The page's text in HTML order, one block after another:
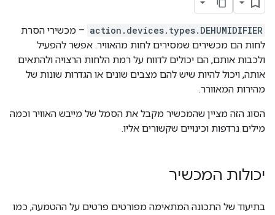
action.devices.types.DEHUMIDIFIER – מכשירי הסרת
לחות הם מכשירים שמסירים לחות מהאוויר. אפשר להפעיל
ולכבות אותם, הם יכולים לדווח על רמת הלחות הרצויה ולהתאים
אותה, ויכול להיות שיש להם מצבים שונים או הגדרות שונות של
מהירות המאוורר.
הסוג הזה מציין שהמכשיר מקבל את הסמל של מייבש האוויר וכמה
מילים נרדפות וכינויים שקשורים אליו.
יכולות המכשיר
בתיעוד של התכונה המתאימה מפורטים פרטים על ההטמעה, כמו